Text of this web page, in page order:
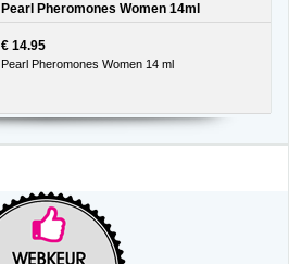
Pearl Pheromones Women 14ml
€ 14.95
Pearl Pheromones Women 14 ml